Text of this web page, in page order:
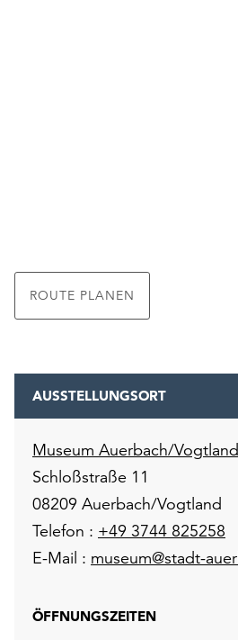
ROUTE PLANEN
AUSSTELLUNGSORT
Museum Auerbach/Vogtland
Schloßstraße 11
08209 Auerbach/Vogtland
Telefon : +49 3744 825258
E-Mail : museum@stadt-
ÖFFNUNGSZEITEN